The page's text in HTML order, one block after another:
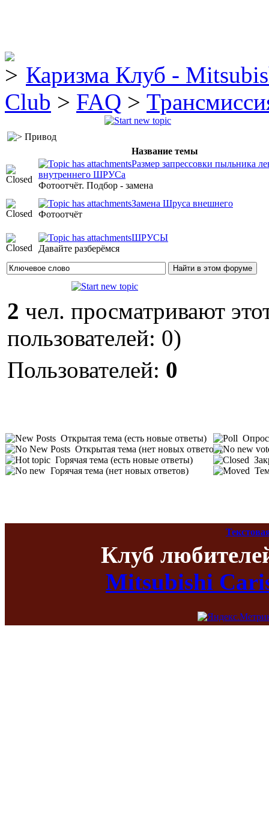
Каризма Клуб -
Club > FAQ >
Привод
Название темы
Размер запрессовки пыльника
внутреннего ШРУСа
Фотоотчёт. Подбор - замена
Замена Шруса внешнего
Фотоотчёт
ШРУСЫ
Давайте разберёмся
2 чел. просматривают
пользователей: 0)
Пользователей: 0
Открытая тема (есть новые ответы)
Открытая тема (нет новых ответов)
Горячая тема (есть новые ответы)
Горячая тема (нет новых ответов)
Опрос
Клуб
Mitsubishi